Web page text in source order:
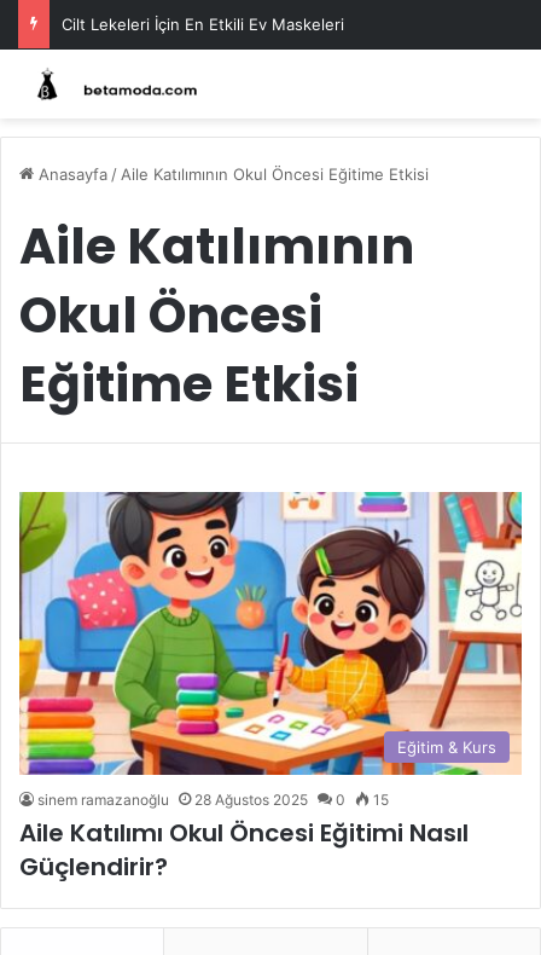
Cilt Lekeleri İçin En Etkili Ev Maskeleri
Anasayfa / Aile Katılımının Okul Öncesi Eğitime Etkisi
Aile Katılımının
Okul Öncesi
Eğitime Etkisi
Eğitim & Kurs
sinem ramazanoğlu 28 Ağustos 2025 0 15
Aile Katılımı Okul Öncesi Eğitimi Nasıl
Güçlendirir?